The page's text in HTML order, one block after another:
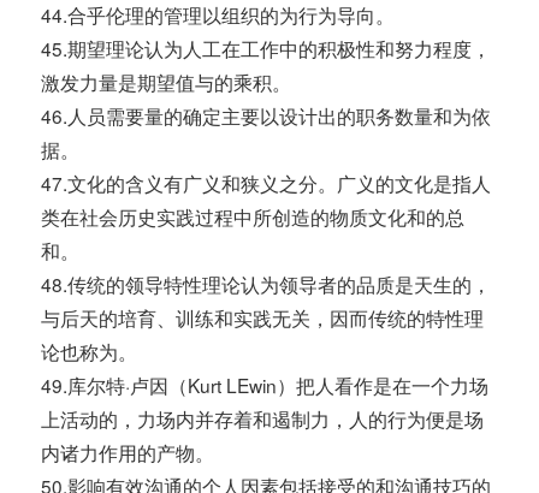
44.合乎伦理的管理以组织的为行为导向。
45.期望理论认为人工在工作中的积极性和努力程度，
激发力量是期望值与的乘积。
46.人员需要量的确定主要以设计出的职务数量和为依
据。
47.文化的含义有广义和狭义之分。广义的文化是指人
类在社会历史实践过程中所创造的物质文化和的总
和。
48.传统的领导特性理论认为领导者的品质是天生的，
与后天的培育、训练和实践无关，因而传统的特性理
论也称为。
49.库尔特·卢因（Kurt LEwin）把人看作是在一个力场
上活动的，力场内并存着和遏制力，人的行为便是场
内诸力作用的产物。
50.影响有效沟通的个人因素包括接受的和沟通技巧的